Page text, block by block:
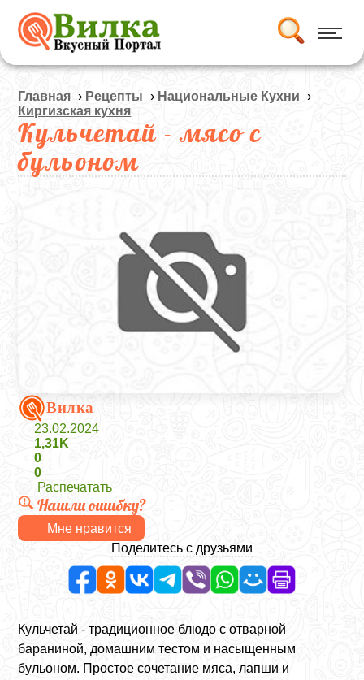
Главная › Рецепты › Национальные Кухни ›
Киргизская кухня
Кульчетай - мясо с
бульоном
Вилка
23.02.2024
1,31K
0
0
Распечатать
Нашли ошибку?
Мне нравится
Поделитесь с друзьями
Кульчетай - традиционное блюдо с отварной
бараниной, домашним тестом и насыщенным
бульоном. Простое сочетание мяса, лапши и